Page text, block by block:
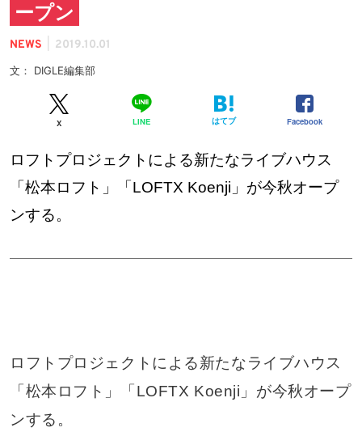
ープン
NEWS 2019.10.01
文： DIGLE編集部
X LINE はてブ Facebook
ロフトプロジェクトによる新たなライブハウス
「松本ロフト」「LOFTX Koenji」が今秋オープ
ンする。
ロフトプロジェクトによる新たなライブハウス
「松本ロフト」「LOFTX Koenji」が今秋オープ
ンする。